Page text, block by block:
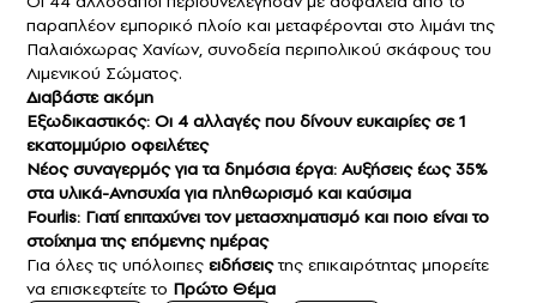
παραπλέον εμπορικό πλοίο και μεταφέρονται στο λιμάνι της
Παλαιόχωρας Χανίων, συνοδεία περιπολικού σκάφους του
Λιμενικού Σώματος.
Διαβάστε ακόμη
Εξωδικαστικός: Οι 4 αλλαγές που δίνουν ευκαιρίες σε 1
εκατομμύριο οφειλέτες
Νέος συναγερμός για τα δημόσια έργα: Αυξήσεις έως 35%
στα υλικά-Ανησυχία για πληθωρισμό και καύσιμα
Fourlis: Γιατί επιταχύνει τον μετασχηματισμό και ποιο είναι το
στοίχημα της επόμενης ημέρας
Για όλες τις υπόλοιπες ειδήσειςτης επικαιρότητας μπορείτε
να επισκεφτείτε το Πρώτο Θέμα